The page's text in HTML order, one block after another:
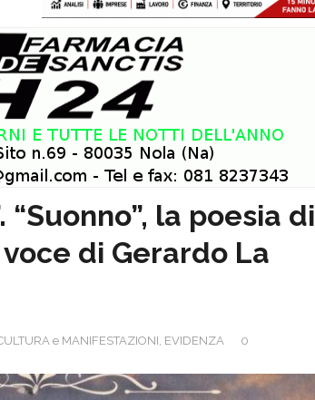
“Suonno”, la poesia di
di Gerardo La
e MANIFESTAZIONI, EVIDENZA 0